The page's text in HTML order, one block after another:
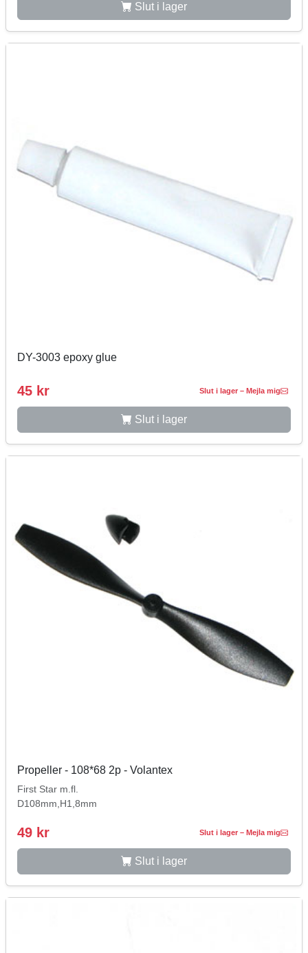
Slut i lager
DY-3003 epoxy glue
45 kr Slut i lager – Mejla mig
Slut i lager
Propeller - 108*68 2p - Volantex
First Star m.fl.
D108mm,H1,8mm
49 kr Slut i lager – Mejla mig
Slut i lager